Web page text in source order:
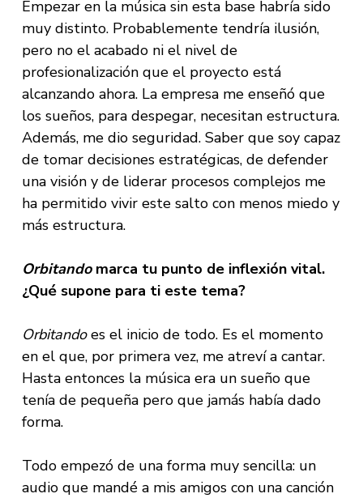
Empezar en la música sin esta base habría sido
muy distinto. Probablemente tendría ilusión,
pero no el acabado ni el nivel de
profesionalización que el proyecto está
alcanzando ahora. La empresa me enseñó que
los sueños, para despegar, necesitan estructura.
Además, me dio seguridad. Saber que soy capaz
de tomar decisiones estratégicas, de defender
una visión y de liderar procesos complejos me
ha permitido vivir este salto con menos miedo y
más estructura.
Orbitandomarca tu punto de inflexión vital.
¿Qué supone para ti este tema?
Orbitandoes el inicio de todo. Es el momento
en el que, por primera vez, me atreví a cantar.
Hasta entonces la música era un sueño que
tenía de pequeña pero que jamás había dado
forma.
Todo empezó de una forma muy sencilla: un
audio que mandé a mis amigos con una canción